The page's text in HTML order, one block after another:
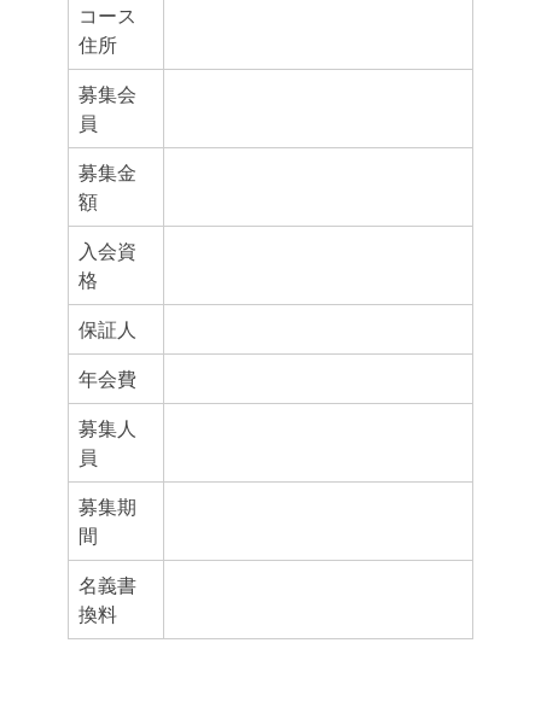
コース
住所
募集会
員
募集金
額
入会資
格
保証人
年会費
募集人
員
募集期
間
名義書
換料